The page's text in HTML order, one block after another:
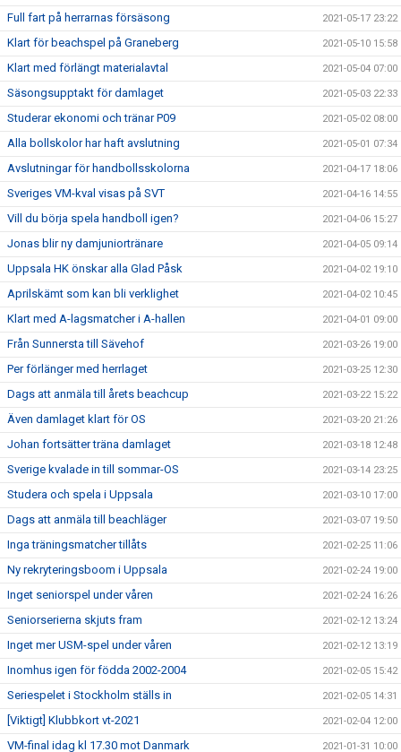
Full fart på herrarnas försäsong 2021-05-17 23:22
Klart för beachspel på Graneberg 2021-05-10 15:58
Klart med förlängt materialavtal 2021-05-04 07:00
Säsongsupptakt för damlaget 2021-05-03 22:33
Studerar ekonomi och tränar P09 2021-05-02 08:00
Alla bollskolor har haft avslutning 2021-05-01 07:34
Avslutningar för handbollsskolorna 2021-04-17 18:06
Sveriges VM-kval visas på SVT 2021-04-16 14:55
Vill du börja spela handboll igen? 2021-04-06 15:27
Jonas blir ny damjuniortränare 2021-04-05 09:14
Uppsala HK önskar alla Glad Påsk 2021-04-02 19:10
Aprilskämt som kan bli verklighet 2021-04-02 10:45
Klart med A-lagsmatcher i A-hallen 2021-04-01 09:00
Från Sunnersta till Sävehof 2021-03-26 19:00
Per förlänger med herrlaget 2021-03-25 12:30
Dags att anmäla till årets beachcup 2021-03-22 15:22
Även damlaget klart för OS 2021-03-20 21:26
Johan fortsätter träna damlaget 2021-03-18 12:48
Sverige kvalade in till sommar-OS 2021-03-14 23:25
Studera och spela i Uppsala 2021-03-10 17:00
Dags att anmäla till beachläger 2021-03-07 19:50
Inga träningsmatcher tillåts 2021-02-25 11:06
Ny rekryteringsboom i Uppsala 2021-02-24 19:00
Inget seniorspel under våren 2021-02-24 16:26
Seniorserierna skjuts fram 2021-02-12 13:24
Inget mer USM-spel under våren 2021-02-12 13:19
Inomhus igen för födda 2002-2004 2021-02-05 15:42
Seriespelet i Stockholm ställs in 2021-02-05 14:31
[Viktigt] Klubbkort vt-2021 2021-02-04 12:00
VM-final idag kl 17.30 mot Danmark 2021-01-31 10:00